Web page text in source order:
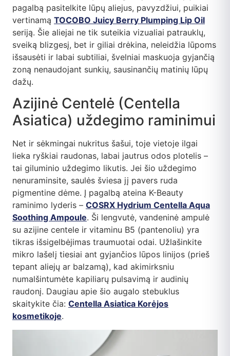
pagalbą pasitelkite lūpų aliejus, pavyzdžiui, puikiai
vertinamą TOCOBO Juicy Berry Plumping Lip Oil
seriją. Šie aliejai ne tik suteikia vizualiai patrauklų,
sveiką blizgesį, bet ir giliai drėkina, neleidžia lūpoms
išsausėti ir labai subtiliai, švelniai maskuoja gyjančią
zoną nenaudojant sunkių, sausinančių matinių lūpų
dažų.
Azijinė Centelė (Centella
Asiatica) uždegimo raminimui
Net ir sėkmingai nukritus šašui, toje vietoje ilgai
lieka ryškiai raudonas, labai jautrus odos plotelis –
tai giluminio uždegimo likutis. Jei šio uždegimo
nenuraminsite, saulės šviesa jį pavers ruda
pigmentine dėme. Į pagalbą ateina K-Beauty
raminimo lyderis – COSRX Hydrium Centella Aqua
Soothing Ampoule. Ši lengvutė, vandeninė ampulė
su azijine centele ir vitaminu B5 (pantenoliu) yra
tikras išsigelbėjimas traumuotai odai. Užlašinkite
mikro lašelį tiesiai ant gyjančios lūpos linijos (prieš
tepant aliejų ar balzamą), kad akimirksniu
numalšintumėte kapiliarų pulsavimą ir audinių
raudonį. Daugiau apie šio augalo stebuklus
skaitykite čia: Centella Asiatica Korėjos
kosmetikoje.